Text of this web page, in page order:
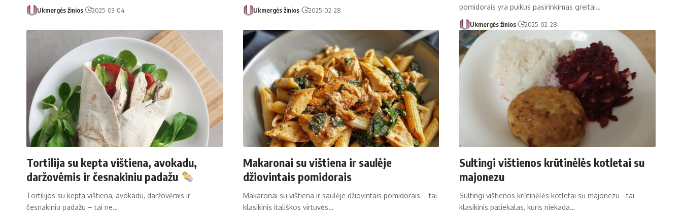
Ukmergės žinios 2025-03-04 Ukmergės žinios 2025-02-28
pomidorais yra puikus pasirinkimas greitai…
Ukmergės žinios 2025-02-28
Tortilija su kepta vištiena, avokadu,
daržovėmis ir česnakiniu padažu
Tortilijos su kepta vištiena, avokadu, daržovėmis ir
česnakiniu padažu – tai ne…
Makaronai su vištiena ir saulėje
džiovintais pomidorais
Makaronai su vištiena ir saulėje džiovintais pomidorais – tai
klasikinis itališkos virtuvės…
Sultingi vištienos krūtinėlės kotletai su
majonezu
Sultingi vištienos krūtinėlės kotletai su majonezu - tai
klasikinis patiekalas, kuris niekada…